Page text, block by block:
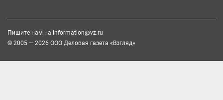
Пишите нам на information@vz.ru
© 2005 — 2026 ООО Деловая газета «Взгляд»